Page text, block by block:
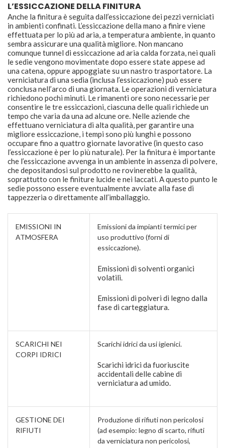
L’ESSICCAZIONE DELLA FINITURA
Anche la finitura è seguita dall’essiccazione dei pezzi verniciati
in ambienti confinati. L’essiccazione della mano a finire viene
effettuata per lo più ad aria, a temperatura ambiente, in quanto
sembra assicurare una qualità migliore. Non mancano
comunque tunnel di essiccazione ad aria calda forzata, nei quali
le sedie vengono movimentate dopo essere state appese ad
una catena, oppure appoggiate su un nastro trasportatore. La
verniciatura di una sedia (inclusa l’essiccazione) può essere
conclusa nell’arco di una giornata. Le operazioni di verniciatura
richiedono pochi minuti. Le rimanenti ore sono necessarie per
consentire le tre essiccazioni, ciascuna delle quali richiede un
tempo che varia da una ad alcune ore. Nelle aziende che
effettuano verniciatura di alta qualità, per garantire una
migliore essiccazione, i tempi sono più lunghi e possono
occupare fino a quattro giornate lavorative (in questo caso
l’essiccazione è per lo più naturale). Per la finitura è importante
che l’essiccazione avvenga in un ambiente in assenza di polvere,
che depositandosi sul prodotto ne rovinerebbe la qualità,
soprattutto con le finiture lucide e nei laccati. A questo punto le
sedie possono essere eventualmente avviate alla fase di
tappezzeria o direttamente all’imballaggio.
EMISSIONI IN
ATMOSFERA
Emissioni da impianti termici per
uso produttivo (forni di
essiccazione).
Emissioni di solventi organici
volatili.
Emissioni di polveri di legno dalla
fase di carteggiatura.
SCARICHI NEI
CORPI IDRICI
Scarichi idrici da usi igienici.
Scarichi idrici da fuoriuscite
accidentali delle cabine di
verniciatura ad umido.
GESTIONE DEI
RIFIUTI
Produzione di rifiuti non pericolosi
(ad esempio: legno di scarto, rifiuti
da verniciatura non pericolosi,